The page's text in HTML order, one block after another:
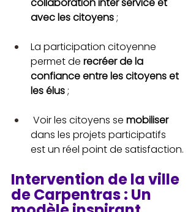
collaboration inter service et
avec les citoyens ;
La participation citoyenne
permet de recréer de la
confiance entre les citoyens et
les élus ;
Voir les citoyens se mobiliser
dans les projets participatifs
est un réel point de satisfaction.
Intervention de la ville
de Carpentras : Un